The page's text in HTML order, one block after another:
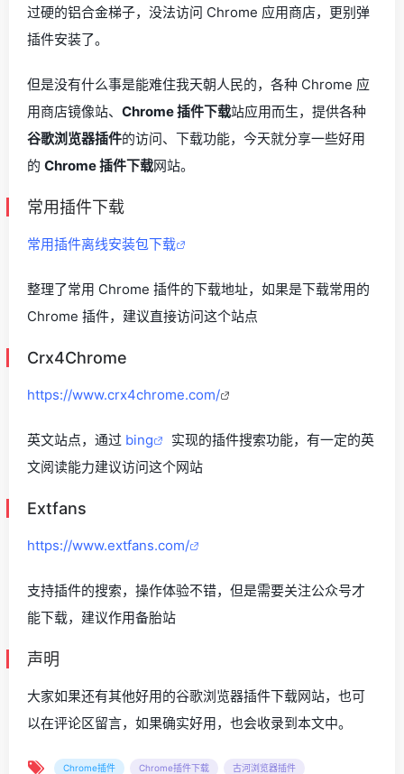
过硬的铝合金梯子，没法访问 Chrome 应用商店，更别弹
插件安装了。
但是没有什么事是能难住我天朝人民的，各种 Chrome 应
用商店镜像站、 Chrome 插件下载站应用而生，提供各种
谷歌浏览器插件的访问、下载功能，今天就分享一些好用
的 Chrome 插件下载网站。
常用插件下载
常用插件离线安装包下载
整理了常用 Chrome 插件的下载地址，如果是下载常用的
Chrome 插件，建议直接访问这个站点
Crx4Chrome
https://www.crx4chrome.com/
英文站点，通过 bing
实现的插件搜索功能，有一定的英
文阅读能力建议访问这个网站
Extfans
https://www.extfans.com/
支持插件的搜索，操作体验不错，但是需要关注公众号才
能下载，建议作用备胎站
声明
大家如果还有其他好用的谷歌浏览器插件下载网站，也可
以在评论区留言，如果确实好用，也会收录到本文中。
Chrome插件 Chrome插件下载 古河浏览器插件